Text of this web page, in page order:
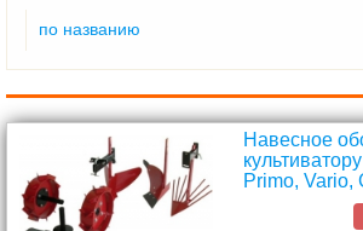
по названию
Навесное
Primo, Vario,